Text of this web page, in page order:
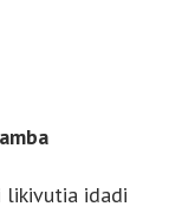
likivutia idadi